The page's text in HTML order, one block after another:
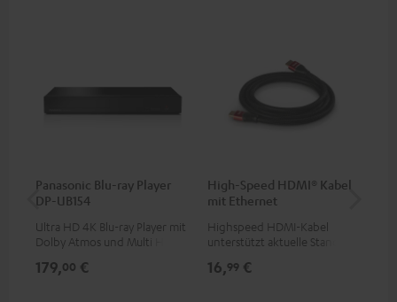
Panasonic Blu-ray Player
DP-UB154
Ultra HD 4K Blu-ray Player mit
Dolby Atmos und Multi HDR-
HDR10+ für eine überragende
179,00 €
High-Speed HDMI® Kabel
mit Ethernet
Highspeed HDMI-Kabel
unterstützt aktuelle Standards
16,99 €